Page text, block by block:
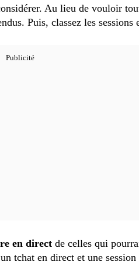
Au lieu de vouloir
Puis, classez les sessions
en direct de celles qui
tchat en direct et une session